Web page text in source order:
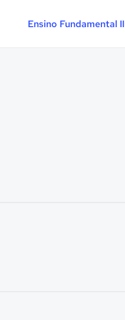
Ensino Fundamental II